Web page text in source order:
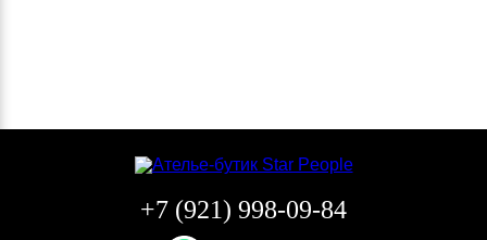
+7 (921) 998-09-84